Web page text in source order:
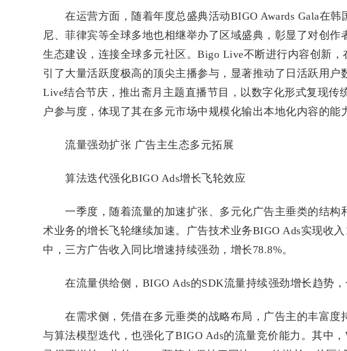
在运营方面，随着年度总盛典活动BIGO Awards Gala在韩
尼、菲律宾等全球多地也相继举办了区域盛典，彰显了对创
生态建设，连接全球多元社区。Bigo Live不断进行内容创新
引了大量活跃度极高的顶尖主播参与，显著推动了日活跃用户
Live结合节庆，推出斋月主题直播节目，以数字化形式复现传
户参与度，体现了其在多元市场中规模化输出本地化内容的能
流量强劲扩张 广告主生态多元拓展
算法迭代强化BIGO Ads增长飞轮效应
一季度，随着流量的加速扩张、多元化广告主垂类的结构
术业务的增长飞轮继续加速。广告技术业务BIGO Ads实现收
中，三方广告收入同比增速持续强劲，增长78.8%。
在流量供给侧，BIGO Ads的SDK流量持续强劲增长趋势，
在需求侧，凭借在多元垂类的战略布局，广告主的丰富度
与算法模型迭代，也强化了BIGO Ads的流量竞价能力。其中